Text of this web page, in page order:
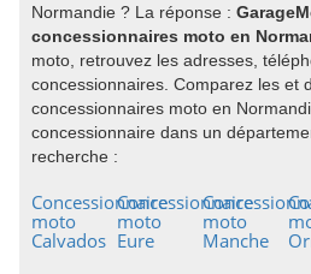
Normandie ? La réponse :
concessionnaires moto en
moto, retrouvez les adresses,
concessionnaires. Comparez les et
concessionnaires moto en
concessionnaire dans un
recherche :
Concessionnaire
moto
Calvados
Concessionnaire
moto
Eure
moto
Manche